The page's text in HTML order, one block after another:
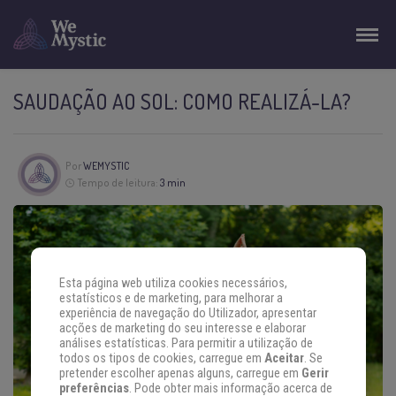
SAUDAÇÃO AO SOL: COMO REALIZÁ-LA?
PorWEMYSTIC
Tempo de leitura: 3 min
Esta página web utiliza cookies necessários,
estatísticos e de marketing, para melhorar a
experiência de navegação do Utilizador, apresentar
acções de marketing do seu interesse e elaborar
análises estatísticas. Para permitir a utilização de
todos os tipos de cookies, carregue em Aceitar. Se
pretender escolher apenas alguns, carregue em Gerir
preferências. Pode obter mais informação acerca de